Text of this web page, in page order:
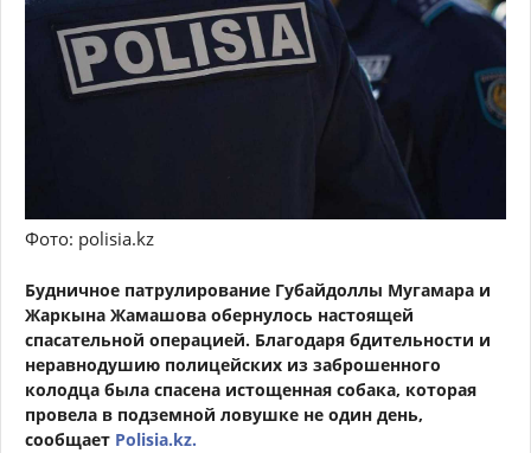
Фото: polisia.kz
Будничное патрулирование Губайдоллы Мугамара и
Жаркына Жамашова обернулось настоящей
спасательной операцией. Благодаря бдительности и
неравнодушию полицейских из заброшенного
колодца была спасена истощенная собака, которая
провела в подземной ловушке не один день,
сообщает Polisia.kz.